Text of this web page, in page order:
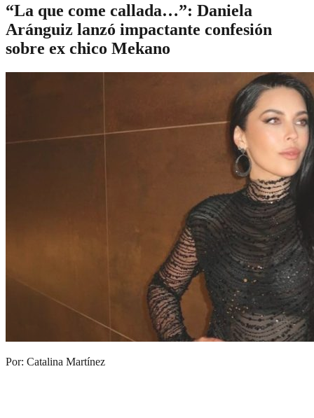
“La que come callada…”: Daniela
Aránguiz lanzó impactante confesión
sobre ex chico Mekano
Por: Catalina Martínez